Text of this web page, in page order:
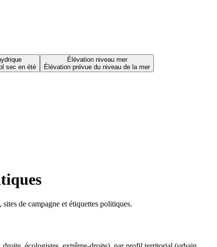
sec en été
Élévation niveau mer
Élévation prévue du niveau de la mer
de campagne et étiquettes politiques.